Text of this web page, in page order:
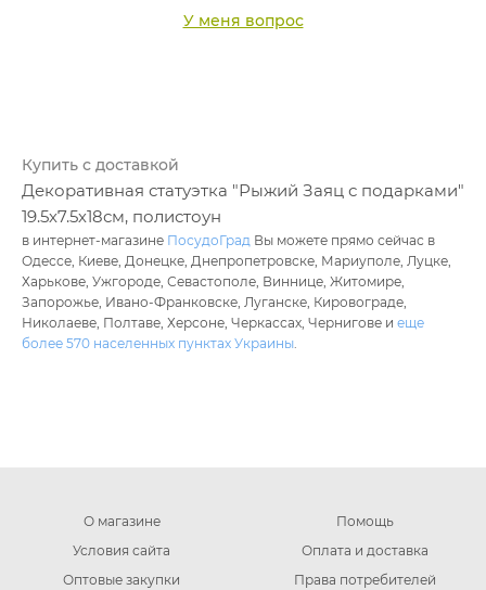
У меня вопрос
Купить с доставкой
Декоративная статуэтка "Рыжий Заяц с подарками"
19.5х7.5х18см, полистоун
в интернет-магазине ПосудоГрад Вы можете прямо сейчас в
Одессе, Киеве, Донецке, Днепропетровске, Мариуполе, Луцке,
Харькове, Ужгороде, Севастополе, Виннице, Житомире,
Запорожье, Ивано-Франковске, Луганске, Кировограде,
Николаеве, Полтаве, Херсоне, Черкассах, Чернигове и еще
более 570 населенных пунктах Украины.
О магазине
Условия сайта
Оптовые закупки
Помощь
Оплата и доставка
Права потребителей